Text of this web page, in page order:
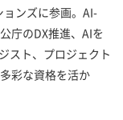
ンズに参画。AI-
庁のDX推進、AIを
スト、プロジェクト
彩な資格を活か